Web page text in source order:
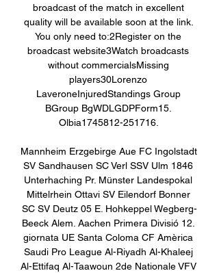
broadcast of the match in excellent
quality will be available soon at the link.
You only need to:2Register on the
broadcast website3Watch broadcasts
without commercialsMissing
players30Lorenzo
LaveroneInjuredStandings Group
BGroup BgWDLGDPForm15.
Olbia1745812-251716.
Mannheim Erzgebirge Aue FC Ingolstadt
SV Sandhausen SC Verl SSV Ulm 1846
Unterhaching Pr. Münster Landespokal
Mittelrhein Ottavi SV Eilendorf Bonner
SC SV Deutz 05 E. Hohkeppel Wegberg-
Beeck Alem. Aachen Primera Divisió 12.
giornata UE Santa Coloma CF Amèrica
Saudi Pro League Al-Riyadh Al-Khaleej
Al-Ettifaq Al-Taawoun 2de Nationale VFV